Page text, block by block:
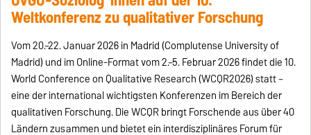
Weltkonferenz zu qualitativer Forschung
Vom 20.–22. Januar 2026 in Madrid (Complutense University of
Madrid) und im Online-Format vom 2.–5. Februar 2026 findet die 10.
World Conference on Qualitative Research (WCQR2026) statt –
eine der international wichtigsten Konferenzen im Bereich der
qualitativen Forschung. Die WCQR bringt Forschende aus über 40
Ländern zusammen und bietet ein interdisziplinäres Forum für